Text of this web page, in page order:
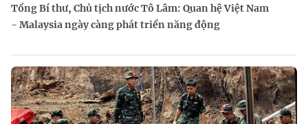
Tổng Bí thư, Chủ tịch nước Tô Lâm: Quan hệ Việt Nam
- Malaysia ngày càng phát triển năng động